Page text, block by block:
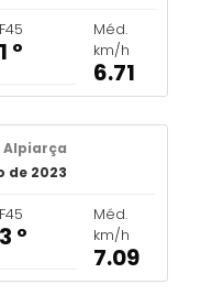
F45
1 º
Méd.
km/h
6.71
Alpiarça
de 2023
F45
3 º
Méd.
km/h
7.09